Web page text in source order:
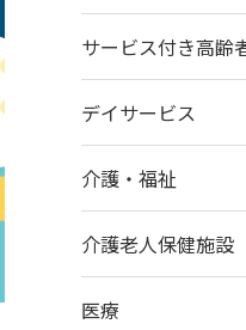
サービス付き高齢
デイサービス
介護・福祉
介護老人保健施設
医療